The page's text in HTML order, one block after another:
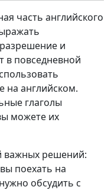
часть английского
и
в повседневной
на английском.
глаголы
можете их
важных решений:
поехать на
обсудить с